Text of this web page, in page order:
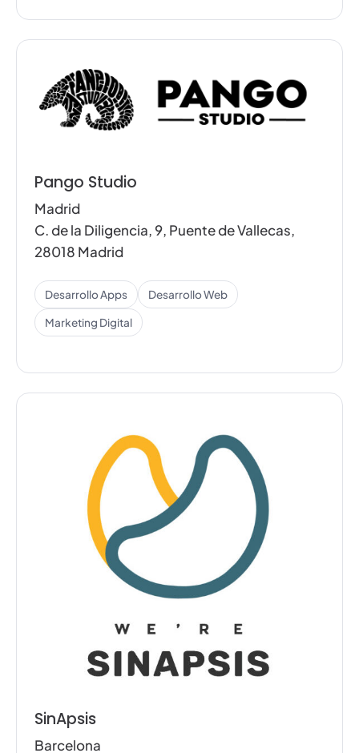
Pango Studio
Madrid
C. de la Diligencia, 9, Puente de Vallecas,
28018 Madrid
Desarrollo Apps Desarrollo Web
Marketing Digital
SinApsis
Barcelona